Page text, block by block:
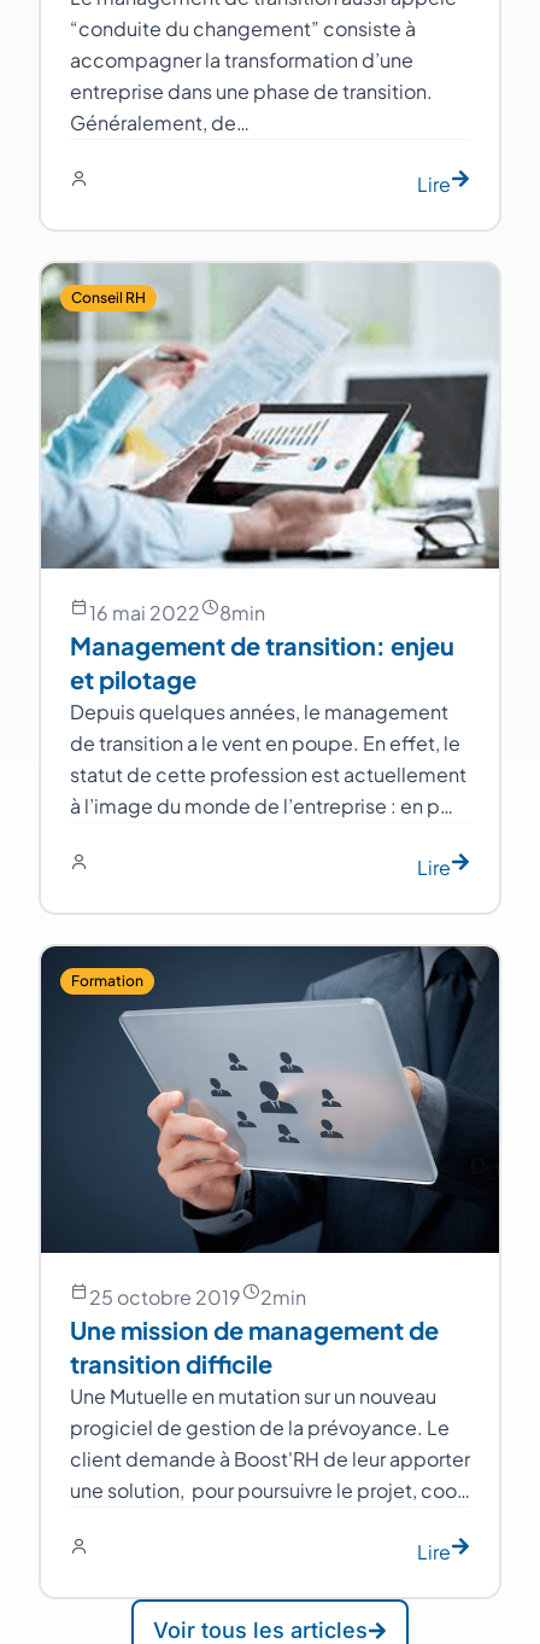
“conduite du changement” consiste à
accompagner la transformation d’une
entreprise dans une phase de transition.
Généralement, de…
Lire
Conseil RH
16 mai 2022 8min
Management de transition: enjeu
et pilotage
Depuis quelques années, le management
de transition a le vent en poupe. En effet, le
statut de cette profession est actuellement
à l’image du monde de l’entreprise : en p…
Lire
Formation
25 octobre 2019 2min
Une mission de management de
transition difficile
Une Mutuelle en mutation sur un nouveau
progiciel de gestion de la prévoyance. Le
client demande à Boost'RH de leur apporter
une solution, pour poursuivre le projet, coo…
Lire
Voir tous les articles